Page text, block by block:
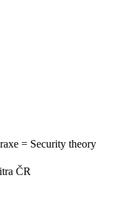
= Security theory
ČR